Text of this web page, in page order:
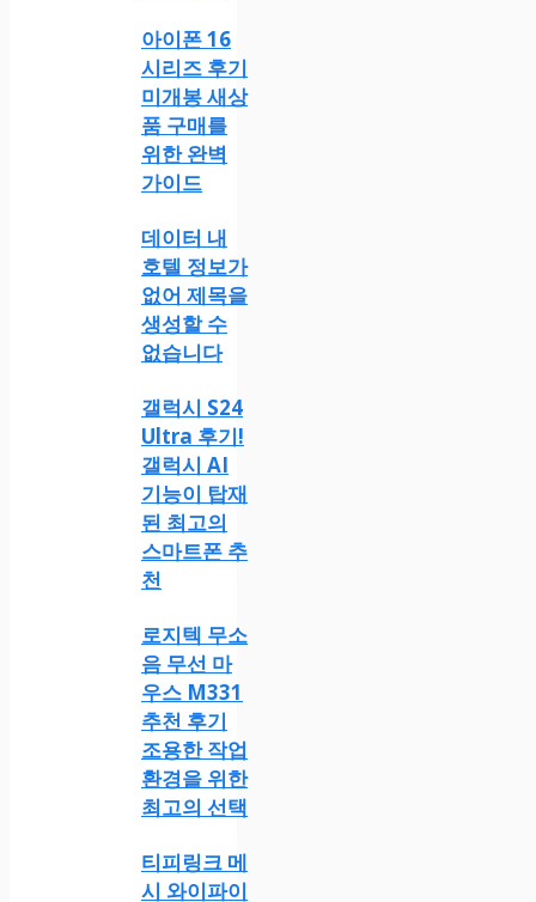
아이폰 16
시리즈 후기
미개봉 새상
품 구매를
위한 완벽
가이드
데이터 내
호텔 정보가
없어 제목을
생성할 수
없습니다
갤럭시 S24
Ultra 후기!
갤럭시 AI
기능이 탑재
된 최고의
스마트폰 추
천
로지텍 무소
음 무선 마
우스 M331
추천 후기
조용한 작업
환경을 위한
최고의 선택
티피링크 메
시 와이파이